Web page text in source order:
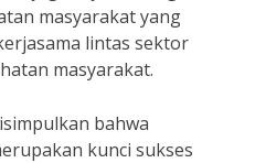
masyarakat yang
lintas sektor
masyarakat.
bahwa
kunci sukses